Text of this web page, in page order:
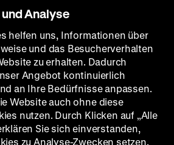
Ausstellung „Was ist
das 18. Jahrhundert“ ein: Die
– Freiheit, Gleichheit,
unser Denken bis heute. Doch
Visionen teilhaben und wer wurde
der Führungen um 13 und
Museumsgäste nicht nur die
sondern auch die Stimmen
den Rand gedrängt wurden. Dazu
versklavte Menschen und
Zeiten gleiche Rechte
Analyse
helfen uns, Informationen über
und das Besucherverhalten
zu erhalten. Dadurch
Angebot kontinuierlich
an Ihre Bedürfnisse anpassen.
Website auch ohne diese
nutzen. Durch Klicken auf „Alle
Sie sich einverstanden,
zu Analyse-Zwecken setzen.